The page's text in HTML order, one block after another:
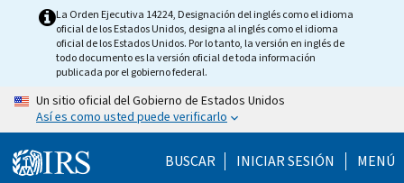
La Orden Ejecutiva 14224, Designación del inglés como el idioma
oficial de los Estados Unidos, designa al inglés como el idioma
oficial de los Estados Unidos. Por lo tanto, la versión en inglés de
todo documento es la versión oficial de toda información
publicada por el gobierno federal.
Un sitio oficial del Gobierno de Estados Unidos
Así es como usted puede verificarlo
BUSCAR INICIAR SESIÓN MENÚ